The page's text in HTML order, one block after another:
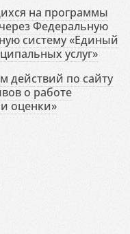
на программы
Федеральную
систему «Единый
услуг»
действий по сайту
о работе
оценки»